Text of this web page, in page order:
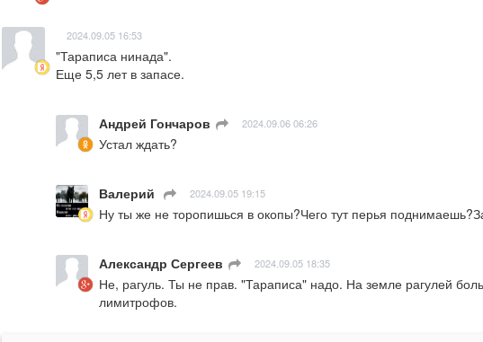
2024.09.05 16:53
"Тараписа нинада".
Еще 5,5 лет в запасе.
Андрей Гончаров 2024.09.06 06:26
Устал ждать?
Валерий 2024.09.05 19:15
Ну ты же не торопишься в окопы?Чего тут перья
Александр Сергеев 2024.09.05 18:35
Не, рагуль. Ты не прав. "Тараписа" надо. На земле рагулей
лимитрофов.